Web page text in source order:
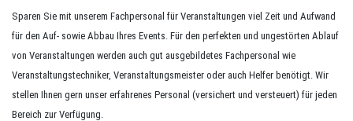
Sparen Sie mit unserem Fachpersonal für Veranstaltungen viel Zeit und Aufwand
für den Auf- sowie Abbau Ihres Events. Für den perfekten und ungestörten Ablauf
von Veranstaltungen werden auch gut ausgebildetes Fachpersonal wie
Veranstaltungstechniker, Veranstaltungsmeister oder auch Helfer benötigt. Wir
stellen Ihnen gern unser erfahrenes Personal (versichert und versteuert) für jeden
Bereich zur Verfügung.